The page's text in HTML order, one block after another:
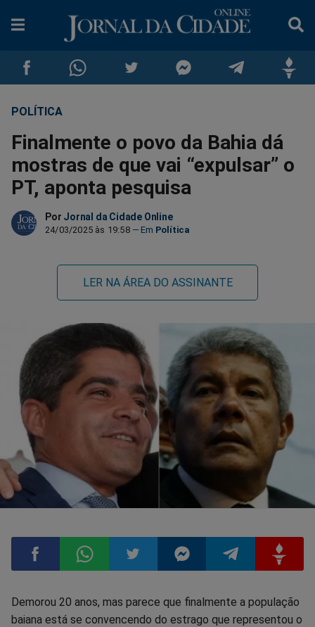
Compartilhar
no
Facebook
Compartilhar
no
Whatsapp
no
Twitter
no
Messenger
no
no
POLÍTICA
Finalmente o povo da Bahia dá
mostras de que vai “expulsar” o
PT, aponta pesquisa
Por Jornal da Cidade Online
24/03/2025 às 19:58 Política
LER NA ÁREA DO ASSINANTE
CompartilharCompartilharCompartilharCompartilharCompartilhar
Demorou 20 anos, mas parece que finalmente a população
baiana está se convencendo do estrago que representou o